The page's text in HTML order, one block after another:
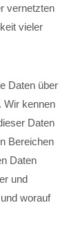
vernetzten
vieler
Daten über
Wir kennen
Daten
Bereichen
Daten
und
worauf